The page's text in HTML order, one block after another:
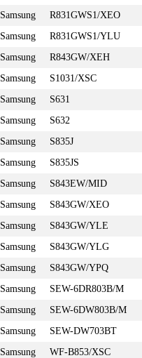
Samsung
R831GWS1/XEO
Samsung
R831GWS1/YLU
Samsung
R843GW/XEH
Samsung
S1031/XSC
Samsung
S631
Samsung
S632
Samsung
S835J
Samsung
S835JS
Samsung
S843EW/MID
Samsung
S843GW/XEO
Samsung
S843GW/YLE
Samsung
S843GW/YLG
Samsung
S843GW/YPQ
Samsung
SEW-6DR803B/M
Samsung
SEW-6DW803B/M
Samsung
SEW-DW703BT
Samsung
WF-B853/XSC